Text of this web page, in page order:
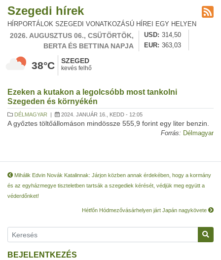
Szegedi hírek
HÍRPORTÁLOK SZEGEDI VONATKOZÁSÚ HÍREI EGY HELYEN
2026. AUGUSZTUS 06., CSÜTÖRTÖK,
BERTA ÉS BETTINA NAPJA
USD
314,50
EUR
363,03
38°C SZEGED
kevés felhő
Ezeken a kutakon a legolcsóbb most tankolni
Szegeden és környékén
DÉLMAGYAR | 2024. JANUÁR 16., KEDD - 12:05
A győztes töltőállomáson mindössze 555,9 forint egy liter benzin.
Forrás: Délmagyar
Mihálik Edvin Novák Katalinnak: Járjon közben annak érdekében, hogy a kormány
és az egyházmegye tiszteletben tartsák a szegediek kérését, védjük meg együtt a
véderdőnket!
Hétfőn Hódmezővásárhelyen járt Japán nagykövete
BEJELENTKEZÉS